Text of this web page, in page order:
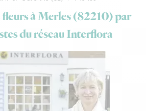
à Merles (82210) par
du réseau Interflora